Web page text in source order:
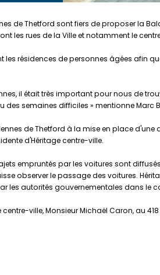
de Thetford sont fiers de proposer la
les rues de la Ville et notamment le
résidences de personnes âgées afin
il était très important pour nous de
semaines difficiles » mentionne
de Thetford à la mise en place
d'Héritage centre-ville.
empruntés par les voitures sont
observer le passage des voitures.
autorités gouvernementales dans le
ville, Monsieur Michaël Caron, au